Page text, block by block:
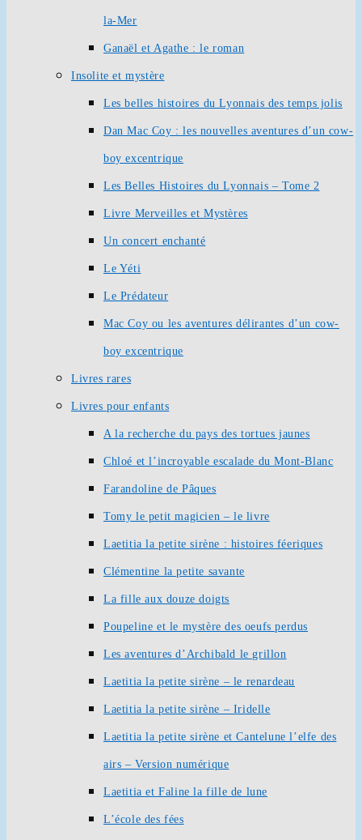
la-Mer
Ganaël et Agathe : le roman
Insolite et mystère
Les belles histoires du Lyonnais des temps jolis
Dan Mac Coy : les nouvelles aventures d’un cow-
boy excentrique
Les Belles Histoires du Lyonnais – Tome 2
Livre Merveilles et Mystères
Un concert enchanté
Le Yéti
Le Prédateur
Mac Coy ou les aventures délirantes d’un cow-
boy excentrique
Livres rares
Livres pour enfants
A la recherche du pays des tortues jaunes
Chloé et l’incroyable escalade du Mont-Blanc
Farandoline de Pâques
Tomy le petit magicien – le livre
Laetitia la petite sirène : histoires féeriques
Clémentine la petite savante
La fille aux douze doigts
Poupeline et le mystère des oeufs perdus
Les aventures d’Archibald le grillon
Laetitia la petite sirène – le renardeau
Laetitia la petite sirène – Iridelle
Laetitia la petite sirène et Cantelune l’elfe des
airs – Version numérique
Laetitia et Faline la fille de lune
L’école des fées